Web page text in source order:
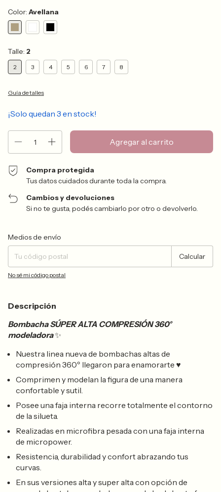
Color: Avellana
Talle: 2
2 3 4 5 6 7 8
Guía de talles
¡Solo quedan 3 en stock!
Compra protegida
Tus datos cuidados durante toda la compra.
Cambios y devoluciones
Si no te gusta, podés cambiarlo por otro o devolverlo.
Entregas para el CP:
Medios de envío
Calcular
No sé mi código postal
Descripción
Bombacha SÚPER ALTA COMPRESIÓN 360°
modeladora✨
Nuestra linea nueva de bombachas altas de
compresión 360º llegaron para enamorarte ♥
Comprimen y modelan la figura de una manera
confortable y sutil.
Posee una faja interna recorre totalmente el contorno
de la silueta.
Realizadas en microfibra pesada con una faja interna
de micropower.
Resistencia, durabilidad y confort abrazando tus
curvas.
En sus versiones alta y super alta con opción de